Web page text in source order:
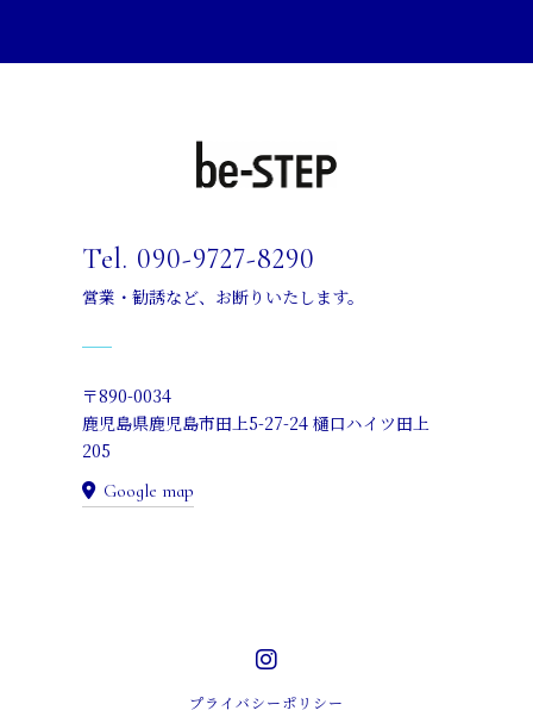
Tel. 090-9727-8290
営業・勧誘など、お断りいたします。
〒890-0034
鹿児島県鹿児島市田上5-27-24 樋口ハイツ田上
205
Google map
プライバシーポリシー